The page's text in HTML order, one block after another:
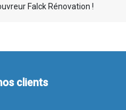
Falck Rénovation !
clients